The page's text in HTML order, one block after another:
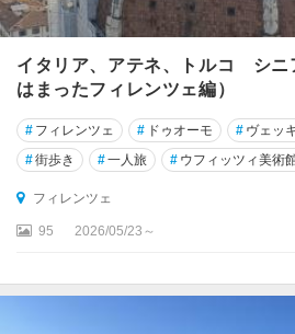
ア
ス
コ
リ
・
ピ
チ
ェ
ー
ッ
イタリア、アテネ、トルコ シ
はまったフィレンツェ編）
# フィレンツェ # ドゥオーモ # ヴェッ
#街歩き #一人旅 # ウフィッツィ美術
フィレンツェ
95 2026/05/23～